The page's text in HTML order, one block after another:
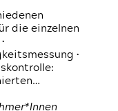
die einzelnen
•